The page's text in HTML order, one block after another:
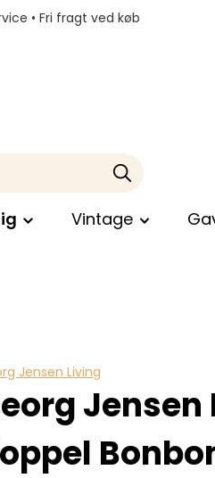
• Fri fragt ved køb
Vintage
Jensen Living